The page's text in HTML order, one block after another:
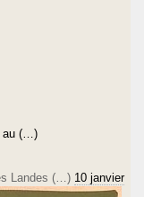
au (…)
Landes (…) 10 janvier